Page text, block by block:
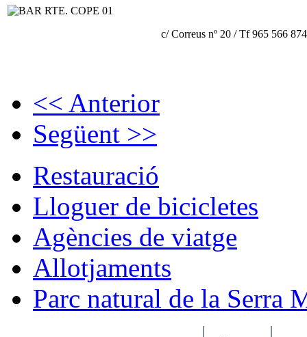
c/ Correus nº 20 / Tf 965 566 874
<< Anterior
Següent >>
Restauració
Lloguer de bicicletes
Agències de viatge
Allotjaments
Parc natural de la Serra